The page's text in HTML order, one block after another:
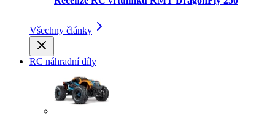
Všechny články
RC náhradní díly